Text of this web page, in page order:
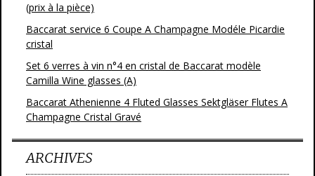
(prix à la pièce)
Baccarat service 6 Coupe A Champagne Modéle Picardie
cristal
Set 6 verres à vin n°4 en cristal de Baccarat modèle
Camilla Wine glasses (A)
Baccarat Athenienne 4 Fluted Glasses Sektgläser Flutes A
Champagne Cristal Gravé
ARCHIVES